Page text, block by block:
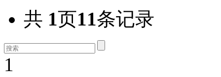
共 1页11条记录
1